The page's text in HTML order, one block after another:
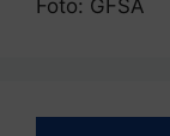
Foto: GFSA